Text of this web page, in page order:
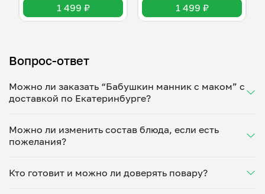
1 499 ₽ 1 499 ₽
Вопрос-ответ
Можно ли заказать “Бабушкин манник с маком” с
доставкой по Екатеринбурге?
Укажите удобное время — и получите свежее
домашнее блюдо в большой порции прямо с плиты.
минут. Статус заказа отслеживайте в личном
кабинете, а с поваром можно связаться напрямую в
Можно ли изменить состав блюда, если есть
пожелания?
ваши предпочтения: уберет специи, снизит
Кто готовит и можно ли доверять повару?